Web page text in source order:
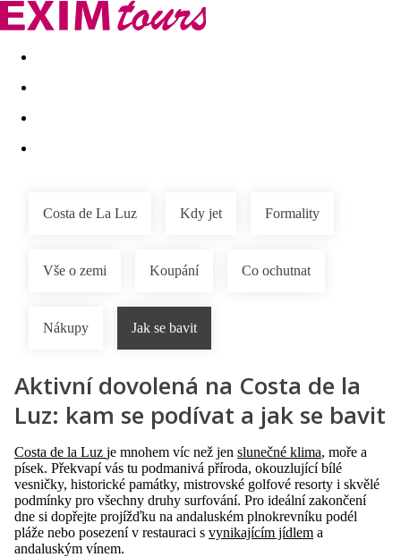
Akční nabídky Last minute
Costa de La Luz Kdy jet Formality
Vše o zemi Koupání Co ochutnat
Nákupy Jak se bavit
Aktivní dovolená na Costa de la
Luz: kam se podívat a jak se bavit
Costa de la Luz je mnohem víc než jen slunečné klima, moře a
písek. Překvapí vás tu podmanivá příroda, okouzlující bílé
vesničky, historické památky, mistrovské golfové resorty i skvělé
podmínky pro všechny druhy surfování. Pro ideální zakončení
dne si dopřejte projížďku na andaluském plnokrevníku podél
pláže nebo posezení v restauraci s vynikajícím jídlem a
andaluským vínem.